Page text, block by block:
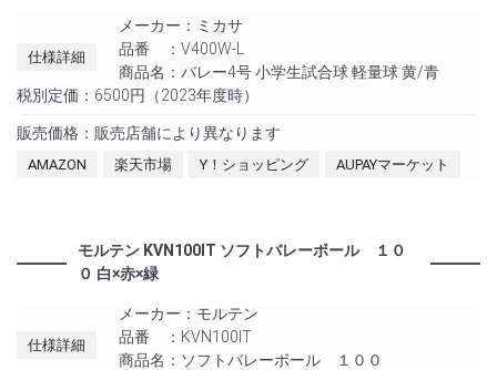
仕様詳細
メーカー：ミカサ
品番 ：V400W-L
商品名：バレー4号 小学生試合球 軽量球 黄/青
税別定価：6500円（2023年度時）
販売価格：販売店舗により異なります
AMAZON 楽天市場 Y！ショッピング AUPAYマーケット
モルテン KVN100IT ソフトバレーボール １０
０ 白×赤×緑
仕様詳細
メーカー：モルテン
品番 ：KVN100IT
商品名：ソフトバレーボール １００